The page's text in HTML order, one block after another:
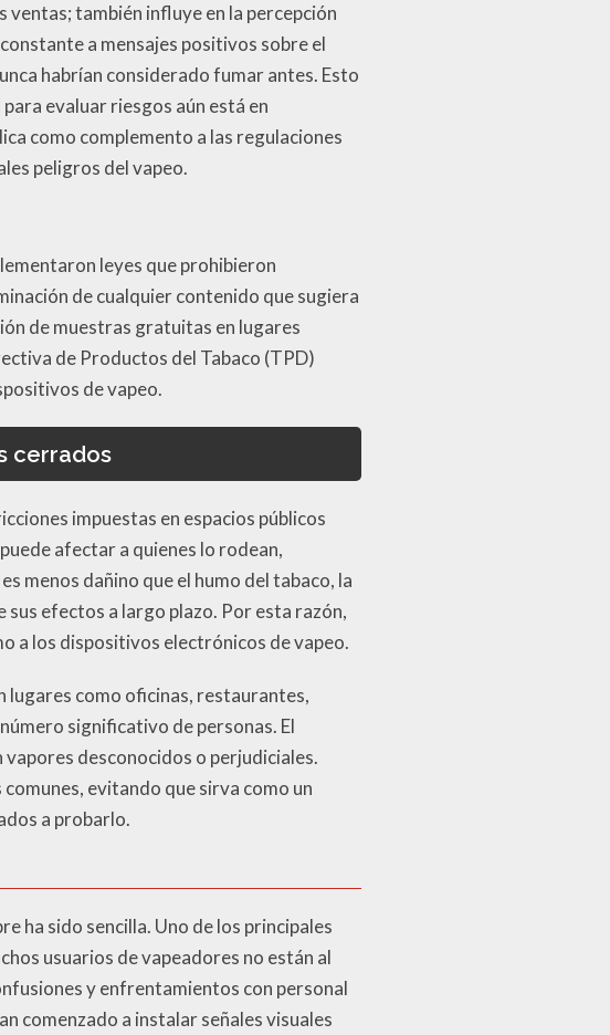
ventas; también influye en la percepción
a mensajes positivos sobre el
habrían considerado fumar antes. Esto
evaluar riesgos aún está en
como complemento a las regulaciones
peligros del vapeo.
leyes que prohibieron
de cualquier contenido que sugiera
de muestras gratuitas en lugares
de Productos del Tabaco (TPD)
de vapeo.
cerrados
impuestas en espacios públicos
afectar a quienes lo rodean,
menos dañino que el humo del tabaco, la
efectos a largo plazo. Por esta razón,
a los dispositivos electrónicos de vapeo.
lugares como oficinas, restaurantes,
significativo de personas. El
desconocidos o perjudiciales.
evitando que sirva como un
a probarlo.
ha sido sencilla. Uno de los principales
usuarios de vapeadores no están al
y enfrentamientos con personal
comenzado a instalar señales visuales